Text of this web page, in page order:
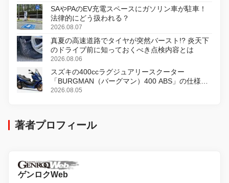
SAやPAのEV充電スペースにガソリン車が駐車！
法律的にどう扱われる？
2026.08.07
真夏の高速道路でタイヤが突然バースト!? 炎天下
のドライブ前に知っておくべき点検内容とは
2026.08.06
スズキの400ccラグジュアリースクーター
「BURGMAN（バーグマン）400 ABS」の仕様を
変更し、8月18日に発売
2026.08.05
著者プロフィール
ゲンロクWeb